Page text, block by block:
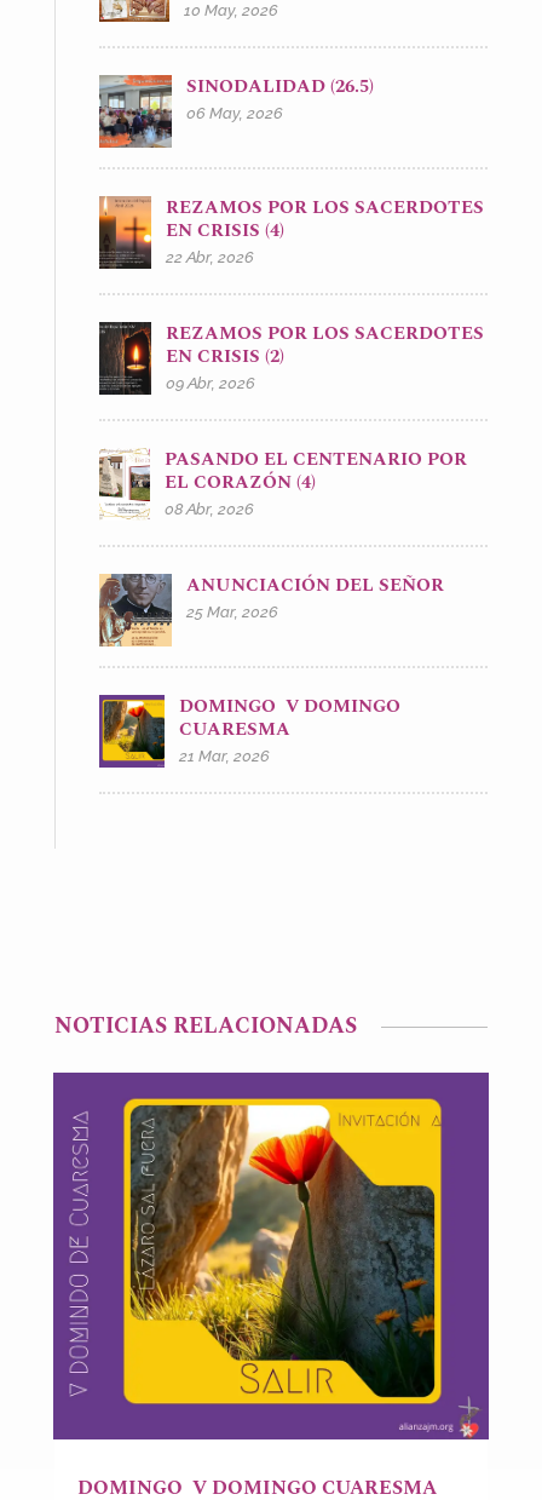
10 May, 2026
SINODALIDAD (26.5)
06 May, 2026
REZAMOS POR LOS SACERDOTES
EN CRISIS (4)
22 Abr, 2026
REZAMOS POR LOS SACERDOTES
EN CRISIS (2)
09 Abr, 2026
PASANDO EL CENTENARIO POR
EL CORAZÓN (4)
08 Abr, 2026
ANUNCIACIÓN DEL SEÑOR
25 Mar, 2026
DOMINGO V DOMINGO
CUARESMA
21 Mar, 2026
NOTICIAS RELACIONADAS
DOMINGO V DOMINGO CUARESMA